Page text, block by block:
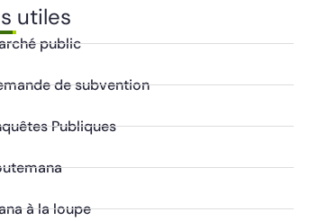
utiles
public
de subvention
Publiques
à la loupe